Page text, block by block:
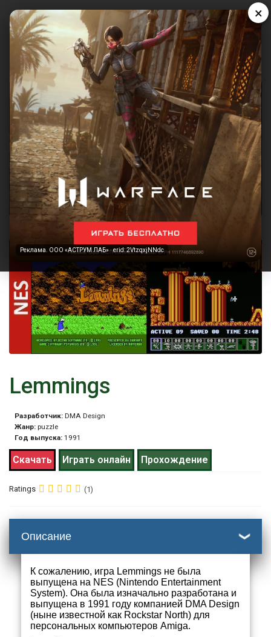
×
Реклама. ООО «АСТРУМ ЛАБ» · erid: 2VtzqxjNNdc
Реклама. ООО «АСТРУМ ЛАБ» · erid: 2VtzqxjNNdc
Lemmings
Разработчик: DMA Design
Жанр: puzzle
Год выпуска: 1991
Скачать Играть онлайн Прохождение
Ratings (1)
Описание
К сожалению, игра Lemmings не была
выпущена на NES (Nintendo Entertainment
System). Она была изначально разработана и
выпущена в 1991 году компанией DMA Design
(ныне известной как Rockstar North) для
персональных компьютеров Amiga.